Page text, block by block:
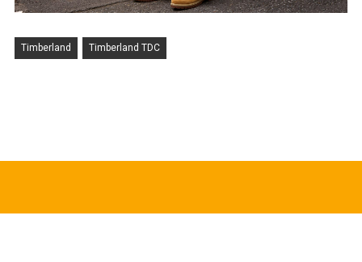
Timberland Timberland TDC